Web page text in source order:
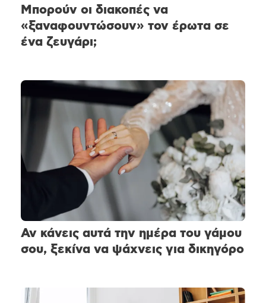
Μπορούν οι διακοπές να
«ξαναφουντώσουν» τον έρωτα σε
ένα ζευγάρι;
Αν κάνεις αυτά την ημέρα του γάμου
σου, ξεκίνα να ψάχνεις για δικηγόρο